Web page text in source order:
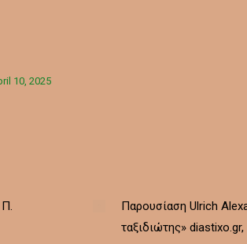
10, 2025
Π.
Παρουσίαση Ulrich
ταξιδιώτης»